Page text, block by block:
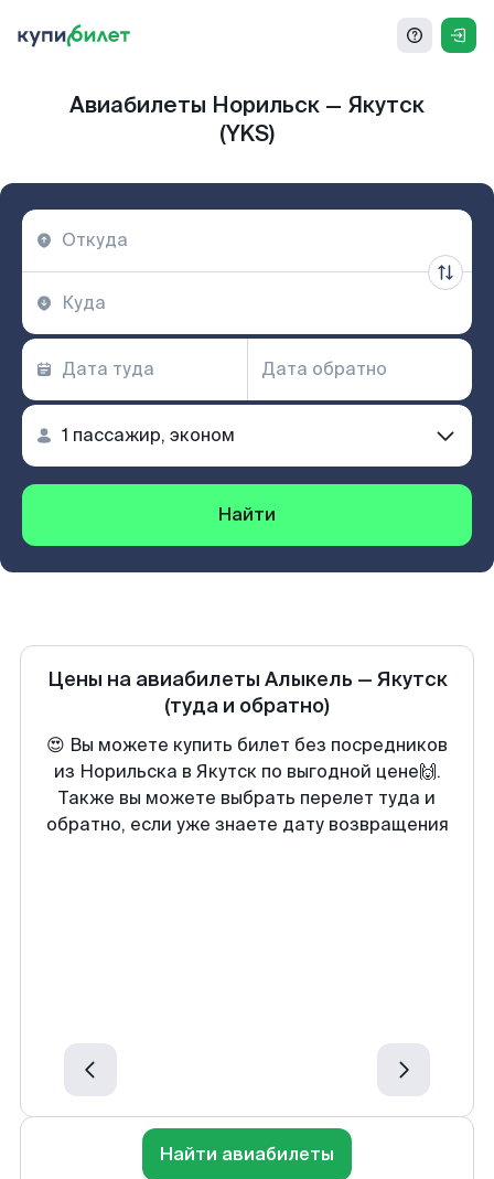
Авиабилеты Норильск — Якутск
(YKS)
Найти
Цены на авиабилеты Алыкель — Якутск
(туда и обратно)
😍 Вы можете купить билет без посредников
из Норильска в Якутск по выгодной цене🙌.
Также вы можете выбрать перелет туда и
обратно, если уже знаете дату возвращения
Найти авиабилеты